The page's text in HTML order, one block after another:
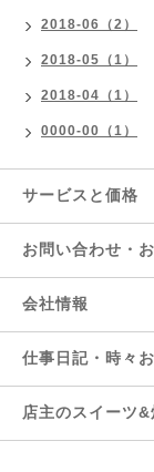
2018-06（2）
2018-05（1）
2018-04（1）
0000-00（1）
サービスと価格
お問い合わせ・
会社情報
仕事日記・時々
店主のスイーツ